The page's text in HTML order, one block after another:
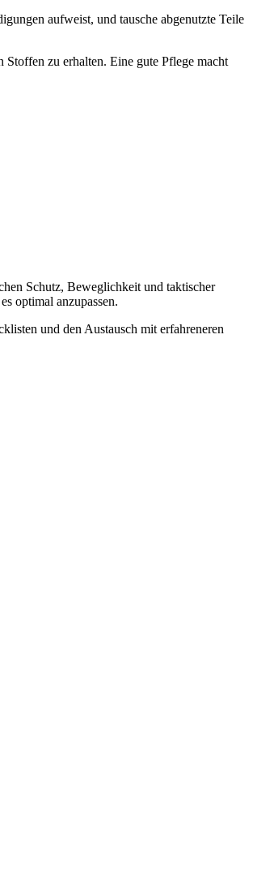
aufweist, und tausche abgenutzte Teile
zu erhalten. Eine gute Pflege macht
Schutz, Beweglichkeit und taktischer
optimal anzupassen.
und den Austausch mit erfahreneren